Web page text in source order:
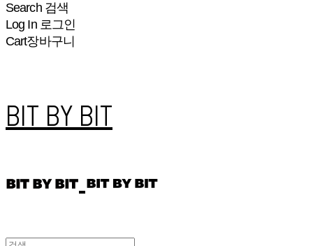
Search 검색
Log In 로그인
Cart장바구니
BIT BY BIT